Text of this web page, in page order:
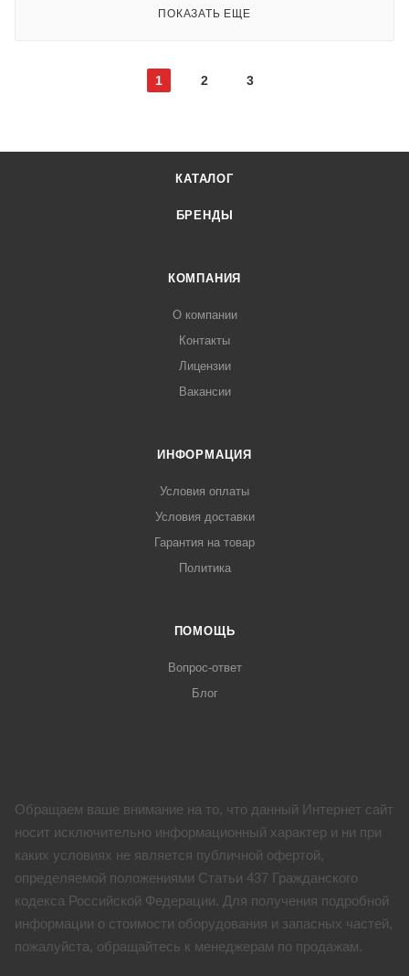
ПОКАЗАТЬ ЕЩЕ
1 2 3
КАТАЛОГ
БРЕНДЫ
КОМПАНИЯ
О компании
Контакты
Лицензии
Вакансии
ИНФОРМАЦИЯ
Условия оплаты
Условия доставки
Гарантия на товар
Политика
ПОМОЩЬ
Вопрос-ответ
Блог
Обращаем ваше внимание на то, что данный Интернет сайт
носит исключительно информационный характер и ни при
каких условиях не является публичной офертой,
определяемой положениями Статьи 437 Гражданского
кодекса Российской Федерации. Для получения подробной
информации о стоимости оборудования и запасных частей,
пожалуйста, обращайтесь к менеджерам по продажам.